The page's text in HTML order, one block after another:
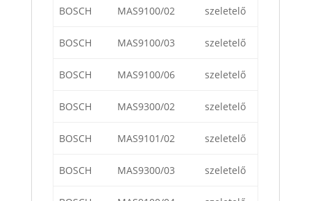
BOSCH MAS9100/02 szeletelő
BOSCH MAS9100/03 szeletelő
BOSCH MAS9100/06 szeletelő
BOSCH MAS9300/02 szeletelő
BOSCH MAS9101/02 szeletelő
BOSCH MAS9300/03 szeletelő